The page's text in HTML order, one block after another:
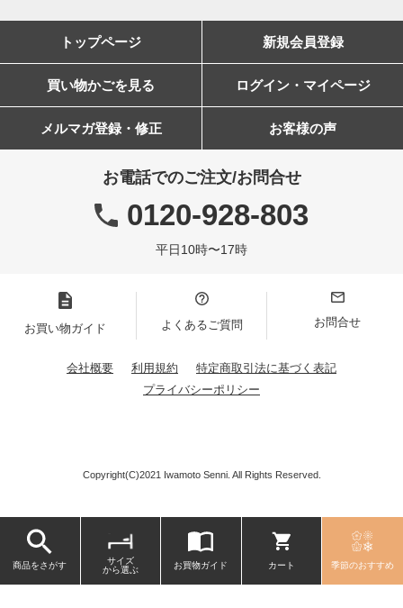
トップページ 新規会員登録
買い物かごを見る ログイン・マイページ
メルマガ登録・修正 お客様の声
お電話でのご注文/お問合せ
0120-928-803
平日10時〜17時
お買い物ガイド よくあるご質問 お問合せ
会社概要 利用規約
特定商取引法に基づく表記
プライバシーポリシー
Copyright(C)2021 Iwamoto Senni. All Rights Reserved.
商品をさがす
サイズ
から選ぶ
お買物ガイド カート 季節のおすすめ